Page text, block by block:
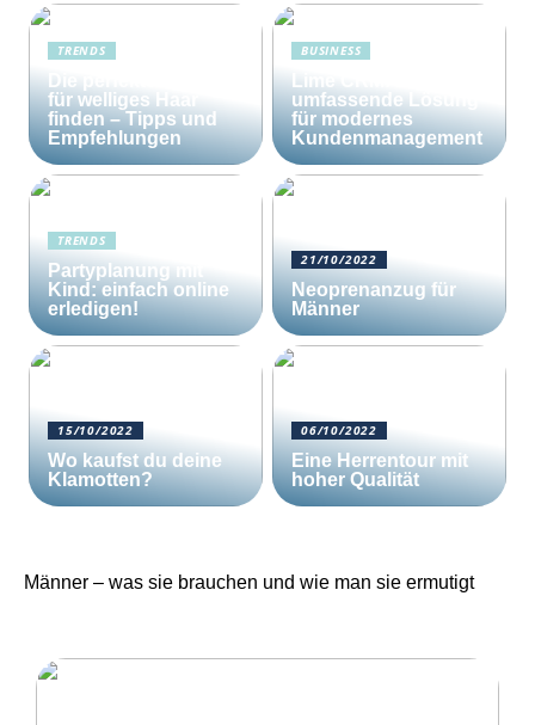
TRENDS
Die perfekte Bürste
für welliges Haar
finden – Tipps und
Empfehlungen
BUSINESS
Lime CRM: Die
umfassende Lösung
für modernes
Kundenmanagement
TRENDS
Partyplanung mit
Kind: einfach online
erledigen!
21/10/2022
Neoprenanzug für
Männer
15/10/2022
Wo kaufst du deine
Klamotten?
06/10/2022
Eine Herrentour mit
hoher Qualität
Männer – was sie brauchen und wie man sie ermutigt